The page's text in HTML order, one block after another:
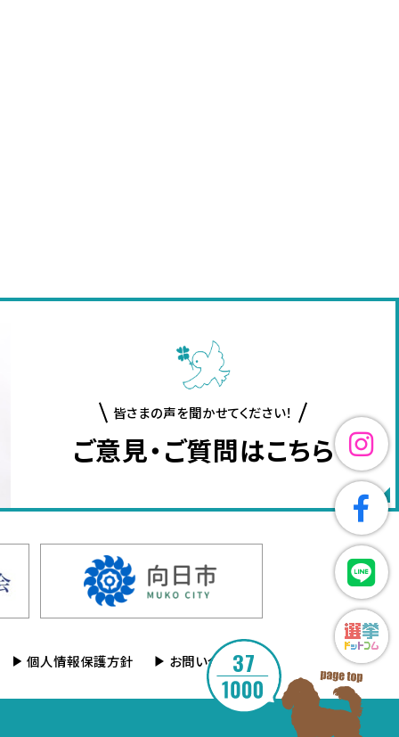
皆さまの声を聞かせてください！
ご意見・ご質問はこちら
個人情報保護方針 お問い合わせ
37